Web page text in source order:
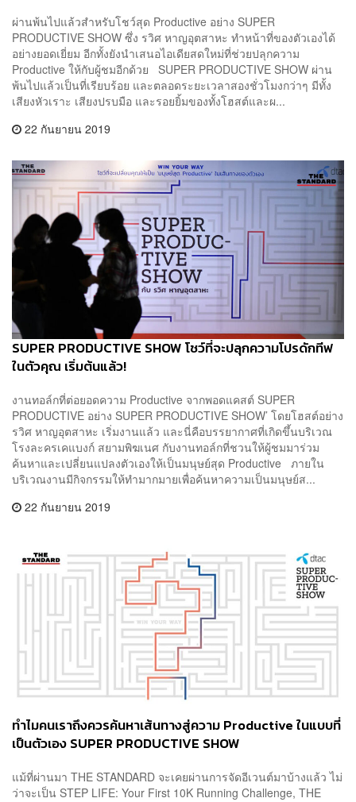
ผ่านพ้นไปแล้วสำหรับโชว์สุด Productive อย่าง SUPER
PRODUCTIVE SHOW ซึ่ง รวิศ หาญอุตสาหะ ทำหน้าที่ของตัวเองได้
อย่างยอดเยี่ยม อีกทั้งยังนำเสนอไอเดียสดใหม่ที่ช่วยปลุกความ
Productive ให้กับผู้ชมอีกด้วย SUPER PRODUCTIVE SHOW ผ่าน
พ้นไปแล้วเป็นที่เรียบร้อย และตลอดระยะเวลาสองชั่วโมงกว่าๆ มีทั้ง
เสียงหัวเราะ เสียงปรบมือ และรอยยิ้มของทั้งโฮสต์และผ...
22 กันยายน 2019
SUPER PRODUCTIVE SHOW โชว์ที่จะปลุกความโปรดักทีฟ
ในตัวคุณ เริ่มต้นแล้ว!
งานทอล์กที่ต่อยอดความ Productive จากพอดแคสต์ SUPER
PRODUCTIVE อย่าง SUPER PRODUCTIVE SHOW’ โดยโฮสต์อย่าง
รวิศ หาญอุตสาหะ เริ่มงานแล้ว และนี่คือบรรยากาศที่เกิดขึ้นบริเวณ
โรงละครเคแบงก์ สยามพิฆเนศ กับงานทอล์กที่ชวนให้ผู้ชมมาร่วม
ค้นหาและเปลี่ยนแปลงตัวเองให้เป็นมนุษย์สุด Productive ภายใน
บริเวณงานมีกิจกรรมให้ทำมากมายเพื่อค้นหาความเป็นมนุษย์ส...
22 กันยายน 2019
ทำไมคนเราถึงควรค้นหาเส้นทางสู่ความ Productive ในแบบที่
เป็นตัวเอง SUPER PRODUCTIVE SHOW
แม้ที่ผ่านมา THE STANDARD จะเคยผ่านการจัดอีเวนต์มาบ้างแล้ว ไม่
ว่าจะเป็น STEP LIFE: Your First 10K Running Challenge, THE